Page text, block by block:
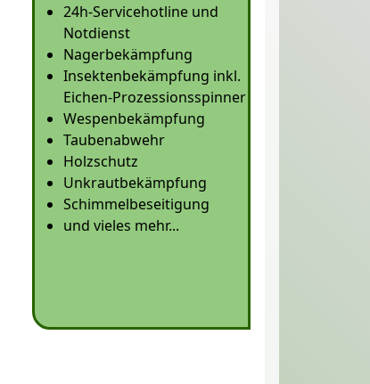
24h-Servicehotline und
Notdienst
Nagerbekämpfung
Insektenbekämpfung inkl.
Eichen-Prozessionsspinner
Wespenbekämpfung
Taubenabwehr
Holzschutz
Unkrautbekämpfung
Schimmelbeseitigung
und vieles mehr...